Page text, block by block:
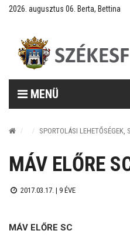
2026. augusztus 06. Berta, Bettina
MENÜ
SPORTOLÁSI LEHETŐSÉGEK,
MÁV ELŐRE
2017.03.17. | 9 ÉVE
MÁV ELŐRE SC